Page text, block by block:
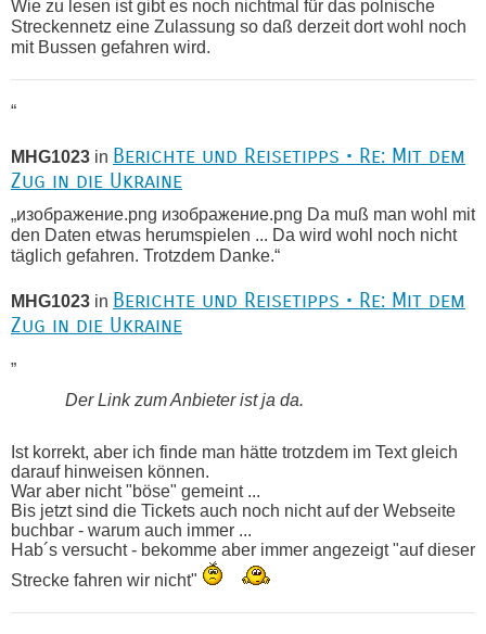
Wie zu lesen ist gibt es noch nichtmal für das polnische
Streckennetz eine Zulassung so daß derzeit dort wohl noch
mit Bussen gefahren wird.
“
MHG1023 in Berichte und Reisetipps • Re: Mit dem
Zug in die Ukraine
„изображение.png изображение.png Da muß man wohl mit
den Daten etwas herumspielen ... Da wird wohl noch nicht
täglich gefahren. Trotzdem Danke.“
MHG1023 in Berichte und Reisetipps • Re: Mit dem
Zug in die Ukraine
„
Der Link zum Anbieter ist ja da.
Ist korrekt, aber ich finde man hätte trotzdem im Text gleich
darauf hinweisen können.
War aber nicht "böse" gemeint ...
Bis jetzt sind die Tickets auch noch nicht auf der Webseite
buchbar - warum auch immer ...
Hab´s versucht - bekomme aber immer angezeigt "auf dieser
Strecke fahren wir nicht"